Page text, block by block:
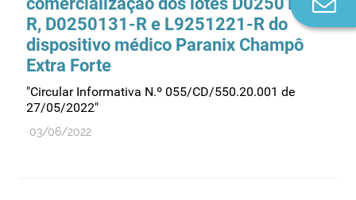
R, D0250131-R e L9251221-R do
dispositivo médico Paranix Champô
Extra Forte
"Circular Informativa N.º 055/CD/550.20.001 de
27/05/2022"
03/06/2022